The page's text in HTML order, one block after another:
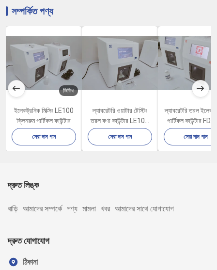
সম্পর্কিত পণ্য
ভিডিও
ইলেকট্রনিক মিক্সিং LE100
ক্লিনরুম পার্টিকল কাউন্টার
সেরা দাম পান
ল্যাবরেটরি ওয়াটার টেস্টিং
তরল কণা কাউন্টার LE100
LE100S
সেরা দাম পান
ল্যাবরেটরি তরল
পার্টিকল কাউন্টার
CFR পার্ট 11
সেরা দাম পান
দ্রুত লিঙ্ক
বাড়ি আমাদের সম্পর্কে পণ্য মামলা খবর আমাদের সাথে যোগাযোগ
দ্রুত যোগাযোগ
ঠিকানা